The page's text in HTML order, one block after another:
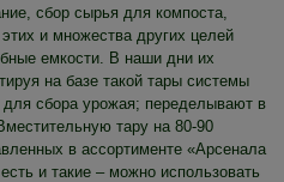
сбор сырья для компоста,
и множества других целей
емкости. В наши дни их
на базе такой тары системы
для сбора урожая; переделывают в
тару на 80-90
в ассортименте «Арсенала
и такие – можно использовать